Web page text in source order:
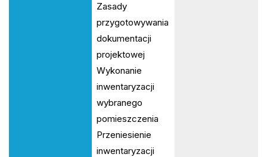
Zasady
przygotowywania
dokumentacji
projektowej
Wykonanie
inwentaryzacji
wybranego
pomieszczenia
Przeniesienie
inwentaryzacji